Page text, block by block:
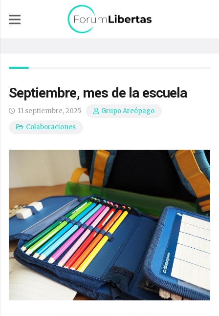
Septiembre, mes de la escuela
11 septiembre, 2025
Grupo Areópago
Colaboraciones